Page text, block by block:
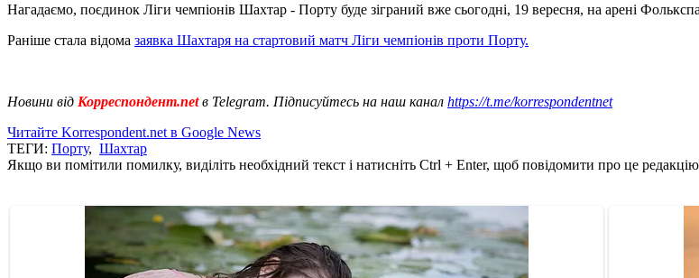
Нагадаємо, поєдинок Ліги чемпіонів Шахтар - Порту буде зіграний вже сьогодні, 19 вересня, на арені
Раніше стала відома заявка Шахтаря на стартовий матч Ліги чемпіонів проти Порту.
Новини від Корреспондент.netв Telegram. Підписуйтесь на наш канал https://t.me/korrespondentnet
Читайте Korrespondent.net в Google News
ТЕГИ: Порту, Шахтар
Якщо ви помітили помилку, виділіть необхідний текст і натисніть Ctrl + Enter, щоб повідомити про це